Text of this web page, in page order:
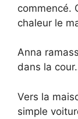
commencé.
chaleur le
Anna
dans la
Vers la
simple